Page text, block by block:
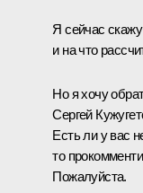
Я сейчас
и на что
Но я хочу
Сергей
Есть ли у вас
то
Пожалуйста.